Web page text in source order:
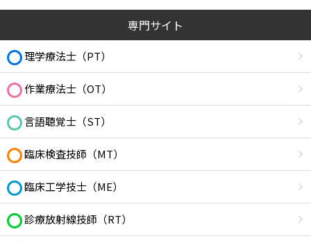
専門サイト
理学療法士（PT）
作業療法士（OT）
言語聴覚士（ST）
臨床検査技師（MT）
臨床工学技士（ME）
診療放射線技師（RT）